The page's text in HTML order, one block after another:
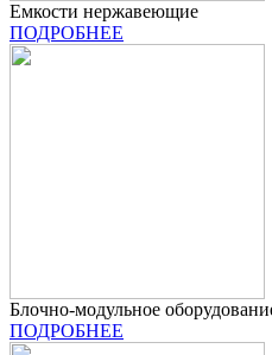
Емкости нержавеющие
ПОДРОБНЕЕ
Блочно-модульное
ПОДРОБНЕЕ